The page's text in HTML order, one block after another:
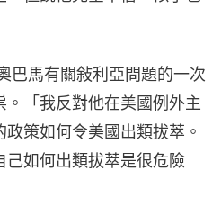
巴馬有關敍利亞問題的一次
「我反對他在美國例外主
策如何令美國出類拔萃。
如何出類拔萃是很危險